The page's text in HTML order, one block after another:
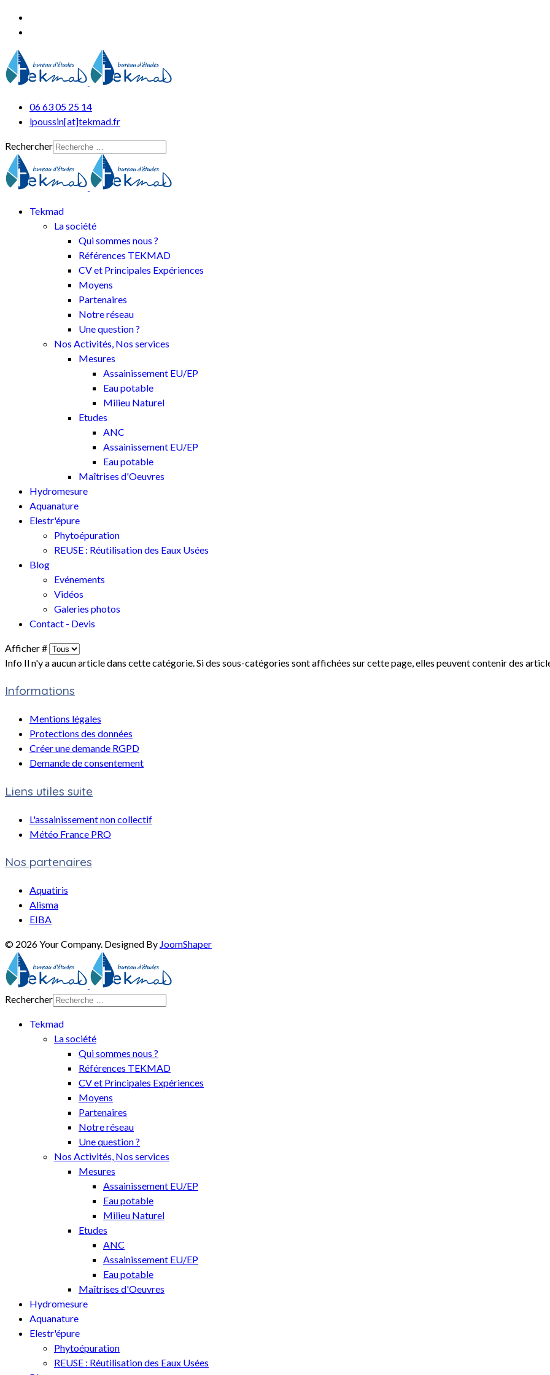
06 63 05 25 14
lpoussin[at]tekmad.fr
Rechercher
Tekmad
La société
Qui sommes nous ?
Références TEKMAD
CV et Principales Expériences
Moyens
Partenaires
Notre réseau
Une question ?
Nos Activités, Nos services
Mesures
Assainissement EU/EP
Eau potable
Milieu Naturel
Etudes
ANC
Assainissement EU/EP
Eau potable
Maîtrises d'Oeuvres
Hydromesure
Aquanature
Elestr'épure
Phytoépuration
REUSE : Réutilisation des Eaux Usées
Blog
Evénements
Vidéos
Galeries photos
Contact - Devis
Afficher #
Info Il n'y a aucun article dans cette catégorie. Si des sous-catégories sont affichées sur cette page, elles peuvent contenir des
Informations
Mentions légales
Protections des données
Créer une demande RGPD
Demande de consentement
Liens utiles suite
L'assainissement non collectif
Météo France PRO
Nos partenaires
Aquatiris
Alisma
EIBA
© 2026 Your Company. Designed By JoomShaper
Rechercher
Tekmad
La société
Qui sommes nous ?
Références TEKMAD
CV et Principales Expériences
Moyens
Partenaires
Notre réseau
Une question ?
Nos Activités, Nos services
Mesures
Assainissement EU/EP
Eau potable
Milieu Naturel
Etudes
ANC
Assainissement EU/EP
Eau potable
Maîtrises d'Oeuvres
Hydromesure
Aquanature
Elestr'épure
Phytoépuration
REUSE : Réutilisation des Eaux Usées